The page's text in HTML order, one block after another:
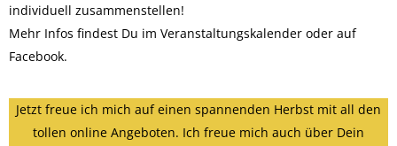
individuell zusammenstellen!
Mehr Infos findest Du im Veranstaltungskalender oder auf
Facebook.
Jetzt freue ich mich auf einen spannenden Herbst mit all den
tollen online Angeboten. Ich freue mich auch über Dein